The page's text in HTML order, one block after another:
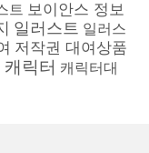
트 보이안스 정보
일러스트 일러스
저작권 대여상품
캐릭터 캐릭터대